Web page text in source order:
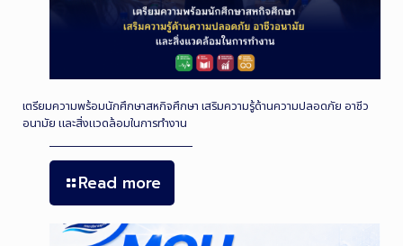
เตรียมความพร้อมนักศึกษาสหกิจศึกษา เสริมความรู้ด้านความปลอดภัย อาชีว
อนามัย และสิ่งแวดล้อมในการทำงาน
Read more